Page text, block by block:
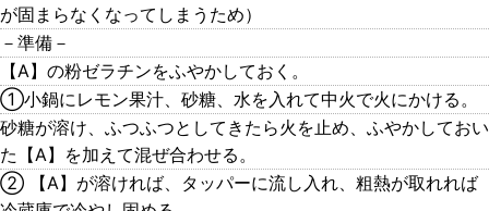
が固まらなくなってしまうため）
－準備－
【A】の粉ゼラチンをふやかしておく。
①小鍋にレモン果汁、砂糖、水を入れて中火で火にかける。
砂糖が溶け、ふつふつとしてきたら火を止め、ふやかしておい
た【A】を加えて混ぜ合わせる。
② 【A】が溶ければ、タッパーに流し入れ、粗熱が取れれば